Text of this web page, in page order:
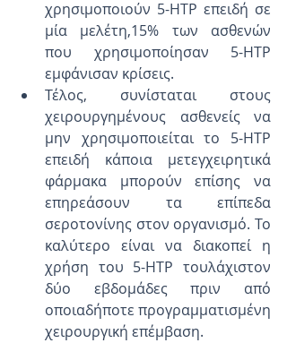
χρησιμοποιούν 5-ΗΤΡ επειδή σε
μία μελέτη,15% των ασθενών
που χρησιμοποίησαν 5-ΗΤΡ
εμφάνισαν κρίσεις.
Τέλος, συνίσταται στους
χειρουργημένους ασθενείς να
μην χρησιμοποιείται το 5-ΗΤΡ
επειδή κάποια μετεγχειρητικά
φάρμακα μπορούν επίσης να
επηρεάσουν τα επίπεδα
σεροτονίνης στον οργανισμό. Το
καλύτερο είναι να διακοπεί η
χρήση του 5-HTP τουλάχιστον
δύο εβδομάδες πριν από
οποιαδήποτε προγραμματισμένη
χειρουργική επέμβαση.